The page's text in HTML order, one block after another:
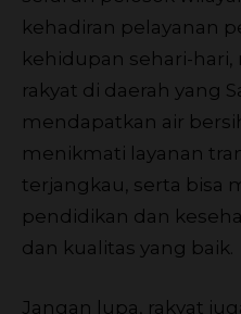
kehadiran pelayanan
kehidupan sehari-
rakyat di daerah yang
mendapatkan air
menikmati layanan
terjangkau, serta bisa
pendidikan dan
dan kualitas yang baik.
Jangan lupa, rakyat